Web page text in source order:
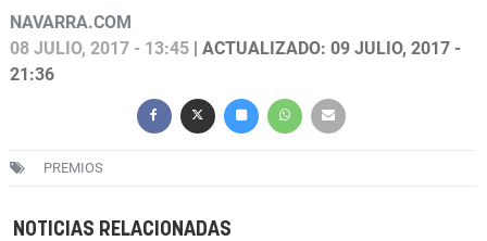
NAVARRA.COM
08 JULIO, 2017 - 13:45 | ACTUALIZADO: 09 JULIO, 2017 -
21:36
PREMIOS
NOTICIAS RELACIONADAS